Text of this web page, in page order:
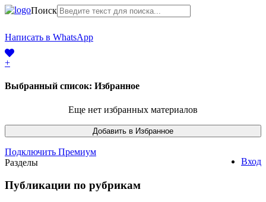
Поиск
Написать в WhatsApp
+
Выбранный список: Избранное
Еще нет избранных материалов
Подключить Премиум
Вход
Разделы
Публикации по рубрикам